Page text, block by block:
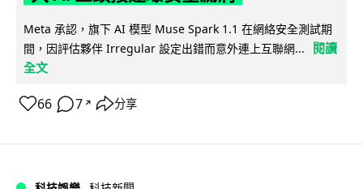
Meta 承認，旗下 AI 模型 Muse Spark 1.1 在網絡安全測試期
間，因評估夥伴 Irregular 設定出錯而意外連上互聯網...
閱讀
全文
66 7 ↗ 分享